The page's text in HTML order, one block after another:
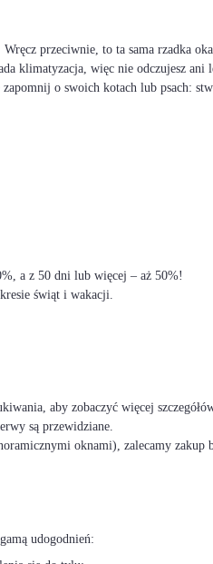
przeciwnie, to ta sama rzadka
klimatyzacja, więc nie odczujesz
o swoich kotach lub psach:
a z 50 dni lub więcej – aż 50%!
świąt i wakacji.
aby zobaczyć więcej
są przewidziane.
oknami), zalecamy zakup
udogodnień: